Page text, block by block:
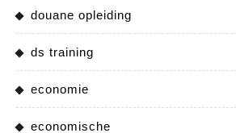
douane opleiding
ds training
economie
economische